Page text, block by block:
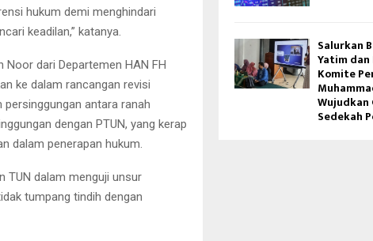
hukum demi menghindari
keadilan,” katanya.
Noor dari Departemen HAN FH
ke dalam rancangan revisi
antara ranah
dengan PTUN, yang kerap
dalam penerapan hukum.
TUN dalam menguji unsur
tumpang tindih dengan
Salurkan
Yatim dan
Komite
Wujudkan
Sedekah